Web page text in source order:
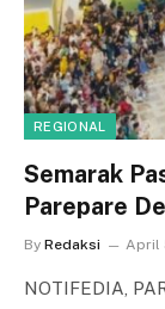
REGIONAL
Semarak
Parepare
By Redaksi April
NOTIFEDIA,